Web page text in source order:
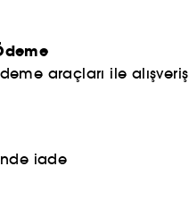
araçları ile alışveriş
iade